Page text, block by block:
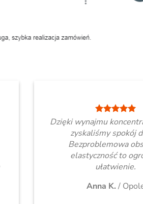
Dzięki wynajmu
zyskaliśmy spokój
Bezproblemowa
elastyczność to
ułatwienie.
Anna K. /